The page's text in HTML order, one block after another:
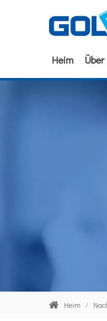
Heim Über
Heim /